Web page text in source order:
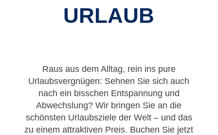
URLAUB
Raus aus dem Alltag, rein ins pure
Urlaubsvergnügen: Sehnen Sie sich auch
nach ein bisschen Entspannung und
Abwechslung? Wir bringen Sie an die
schönsten Urlaubsziele der Welt – und das
zu einem attraktiven Preis. Buchen Sie jetzt